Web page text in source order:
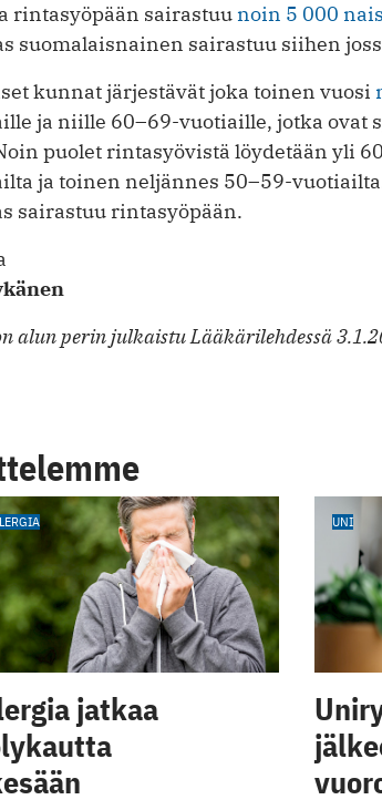
rintasyöpään sairastuunoin 5 000
suomalaisnainen sairastuu siihen
kunnat järjestävät joka toinen vuosi
ja niille 60–69-vuotiaille, jotka ovat
puolet rintasyövistä löydetään yli
ja toinen neljännes 50–59-
sairastuu rintasyöpään.
alun perin julkaistu Lääkärilehdessä
jatkaa
UNI